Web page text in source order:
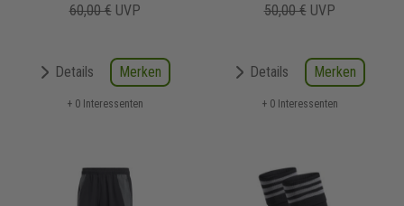
60,00 € UVP
Details Merken
+ 0 Interessenten
50,00 € UVP
Details Merken
+ 0 Interessenten